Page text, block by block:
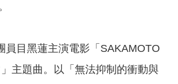
員目黑蓮主演電影「SAKAMOTO
主題曲。以「無法抑制的衝動與